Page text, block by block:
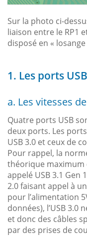
Sur la photo ci-
liaison entre le RP1
disposé en « losange
1. Les ports USB
a. Les vitesses
Quatre ports USB
deux ports. Les
USB 3.0 et ceux de
Pour rappel, la
théorique maximum
appelé USB 3.1 Gen
2.0 faisant appel à
pour l’alimentation
données), l’USB 3.0
et donc des câbles
par des prises de